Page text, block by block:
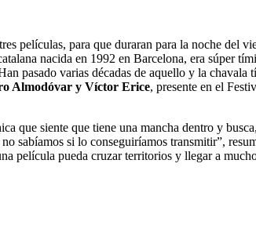
películas, para que duraran para la noche del
nacida en 1992 en Barcelona, era súper
pasado varias décadas de aquello y la chavala
Almodóvar y Víctor Erice, presente en el
que siente que tiene una mancha dentro y
sabíamos si lo conseguiríamos transmitir”,
película pueda cruzar territorios y llegar a